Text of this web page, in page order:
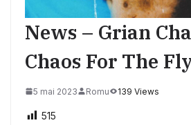
News – Grian
Chaos For The
5 mai 2023 Romu 139 Views
515